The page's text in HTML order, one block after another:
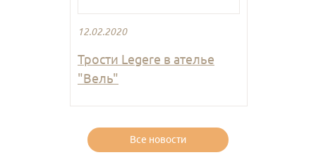
12.02.2020
Трости Legere в ателье
"Вель"
Все новости